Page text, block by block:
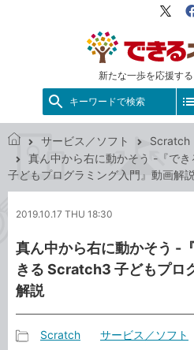
新たな一歩を応援す
X（
キーワードで検索
で
き
ッ
サービス／ソフト
Scratch
真ん中から右に動かそう -『で
子どもプログラミング入門』動画解説
2019.10.17 THU 18:30
真ん中から右に動かそう -
きる Scratch3 子どもプロ
解説
Scratch サービス／ソフト